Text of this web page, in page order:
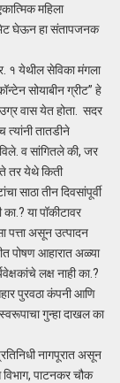
महिला
भेट घेऊन हा संतापजनक
येथील सेविका मंगला
सोयाबीन ग्रीट” हे
वास येत होता. सदर
त्यांनी तातडीने
व सांगितले की, जर
तर येथे किती
साठा तीन दिवसांपूर्वी
या पॉकीटावर
पत्ता असून उत्पादन
पोषण आहारात अळ्या
लक्ष नाही का.?
पुरवठा कंपनी आणि
गुन्हा दाखल का
नागपूरात असून
विभाग, पाटनकर चौक